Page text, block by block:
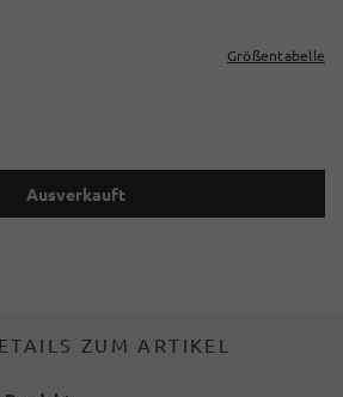
Größentabelle
Ausverkauft
ZUM ARTIKEL